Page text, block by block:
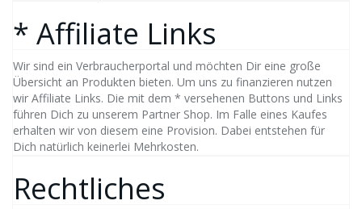
* Affiliate Links
Wir sind ein Verbraucherportal und möchten Dir eine große
Übersicht an Produkten bieten. Um uns zu finanzieren nutzen
wir Affiliate Links. Die mit dem * versehenen Buttons und Links
führen Dich zu unserem Partner Shop. Im Falle eines Kaufes
erhalten wir von diesem eine Provision. Dabei entstehen für
Dich natürlich keinerlei Mehrkosten.
Rechtliches